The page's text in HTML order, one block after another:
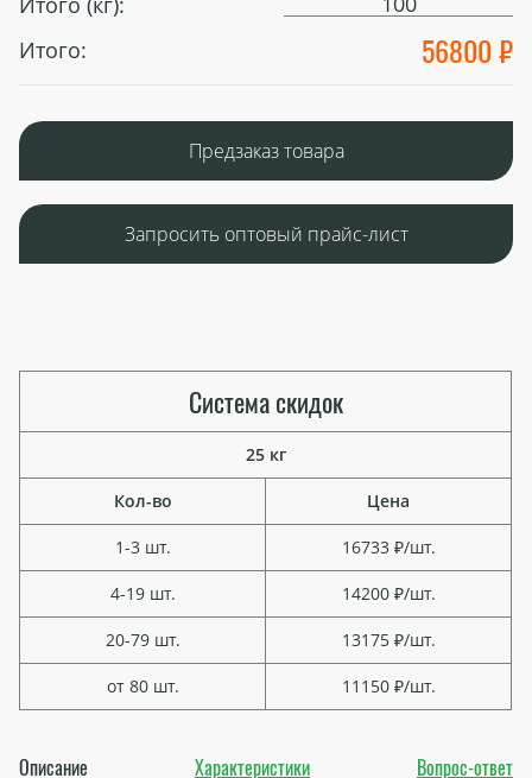
Итого:
56800 ₽
Предзаказ товара
Запросить оптовый прайс-лист
Описание Характеристики Вопрос-ответ
Система скидок
25 кг
Кол-во
1-3 шт.
4-19 шт.
20-79 шт.
от 80 шт.
Цена
16733 ₽/шт.
14200 ₽/шт.
13175 ₽/шт.
11150 ₽/шт.